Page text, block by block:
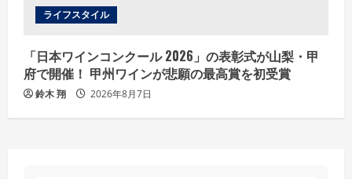
ライフスタイル
「日本ワインコンクール 2026」の表彰式が山梨・甲
府で開催！ 甲州ワインが悲願の最高賞を初受賞
鈴木 翔 2026年8月7日